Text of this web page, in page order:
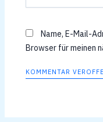
Name, E-Mail-
Browser für meinen